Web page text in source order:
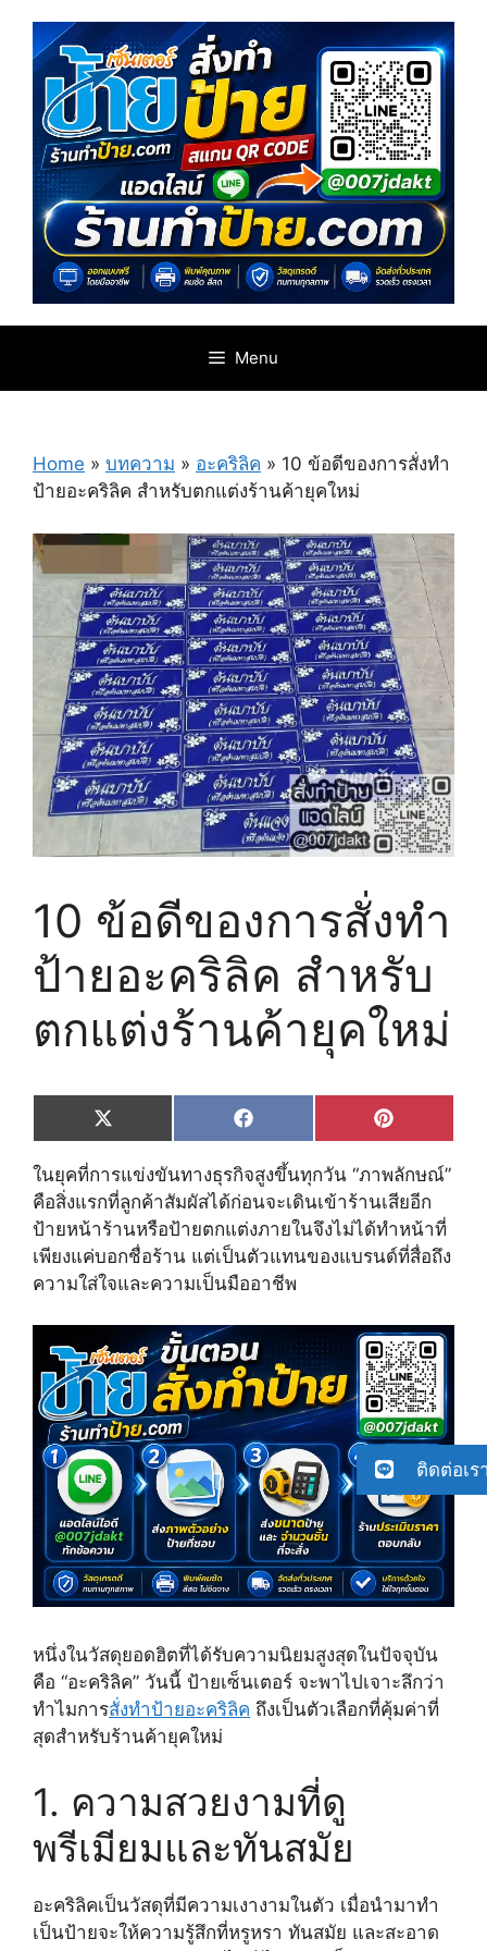
content
Menu
Home » บทความ » อะคริลิค » 10 ข้อดีของการสั่งทำ
ป้ายอะคริลิค สำหรับตกแต่งร้านค้ายุคใหม่
10 ข้อดีของการสั่งทำ
ป้ายอะคริลิค สำหรับ
ตกแต่งร้านค้ายุคใหม่
Share
on
X
(
w
i
t
e
r
)
Share
on
F
a
e
b
o
k
Share
on
P
i
n
t
e
e
s
ในยุคที่การแข่งขันทางธุรกิจสูงขึ้นทุกวัน “ภาพลักษณ์”
คือสิ่งแรกที่ลูกค้าสัมผัสได้ก่อนจะเดินเข้าร้านเสียอีก
ป้ายหน้าร้านหรือป้ายตกแต่งภายในจึงไม่ได้ทำหน้าที่
เพียงแค่บอกชื่อร้าน แต่เป็นตัวแทนของแบรนด์ที่สื่อถึง
ความใส่ใจและความเป็นมืออาชีพ
หนึ่งในวัสดุยอดฮิตที่ได้รับความนิยมสูงสุดในปัจจุบัน
คือ “อะคริลิค” วันนี้ ป้ายเซ็นเตอร์ จะพาไปเจาะลึกว่า
ทำไมการสั่งทำป้ายอะคริลิค ถึงเป็นตัวเลือกที่คุ้มค่าที่
สุดสำหรับร้านค้ายุคใหม่
1. ความสวยงามที่ดู
พรีเมียมและทันสมัย
อะคริลิคเป็นวัสดุที่มีความเงางามในตัว เมื่อนำมาทำ
เป็นป้ายจะให้ความรู้สึกที่หรูหรา ทันสมัย และสะอาด
ติดต่อเร